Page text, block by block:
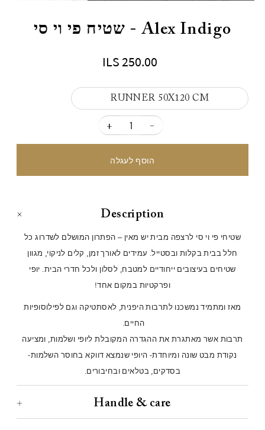
Alex Indigo - שטיח פי וי סי
ILS 250.00
RUNNER 50X120 CM
-
+
Description
שטיחי פי וי סי לרצפה מבית יש מאין – הפתרון המושלם לשדרוג כל
חלל בבית בקלות ובסטייל. עמידים לאורך זמן, קלים לניקוי, מגוון
שטיחים בעיצובים ייחודיים למטבח, לסלון ולכל חדרי הבית. יופי
ופרקטיות במקום אחד!
מאז ומתמיד נמשכנו לתרבות היפנית, לאסתטיקה וגם לפילוסופיות
החיים.
תרבות אשר מאתגרת את ההגדרה המקובלת ליופי ושלמות, ומציעה
נקודת מבט שונה ומיוחדת- היופי שנמצא דווקא בחוסר השלמות-
בסדקים, בטלאים ובחיבורים.
Handle & care